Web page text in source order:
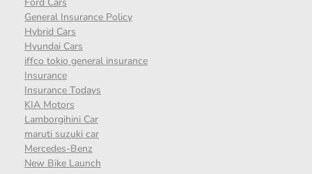
Ford Cars
General Insurance Policy
Hybrid Cars
Hyundai Cars
iffco tokio general insurance
Insurance
Insurance Todays
KIA Motors
Lamborgihini Car
maruti suzuki car
Mercedes-Benz
New Bike Launch